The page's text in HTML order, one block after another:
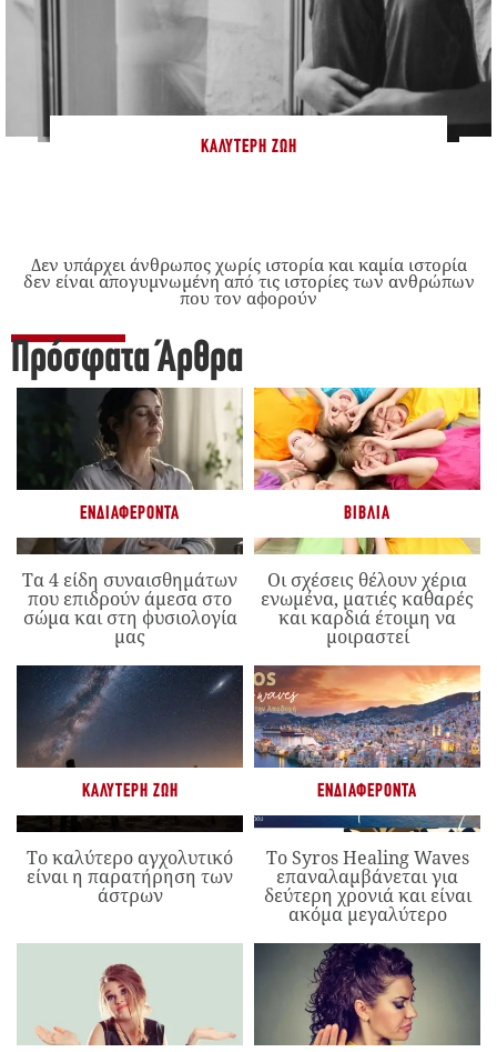
ΚΑΛΎΤΕΡΗ ΖΩΉ
Δεν υπάρχει άνθρωπος χωρίς ιστορία και καμία ιστορία
δεν είναι απογυμνωμένη από τις ιστορίες των ανθρώπων
που τον αφορούν
Πρόσφατα Άρθρα
ΕΝΔΙΑΦΈΡΟΝΤΑ
Τα 4 είδη συναισθημάτων
που επιδρούν άμεσα στο
σώμα και στη φυσιολογία
μας
ΒΙΒΛΊΑ
Οι σχέσεις θέλουν χέρια
ενωμένα, ματιές καθαρές
και καρδιά έτοιμη να
μοιραστεί
ΚΑΛΎΤΕΡΗ ΖΩΉ
Το καλύτερο αγχολυτικό
είναι η παρατήρηση των
άστρων
ΕΝΔΙΑΦΈΡΟΝΤΑ
Το Syros Healing Waves
επαναλαμβάνεται για
δεύτερη χρονιά και είναι
ακόμα μεγαλύτερο